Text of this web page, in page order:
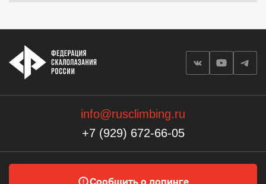
info@rusclimbing.ru
+7 (929) 672-66-05